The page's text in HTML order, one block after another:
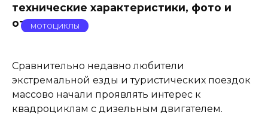
технические характеристики, фото и
отзывы
МОТОЦИКЛЫ
Сравнительно недавно любители
экстремальной езды и туристических поездок
массово начали проявлять интерес к
квадроциклам с дизельным двигателем.